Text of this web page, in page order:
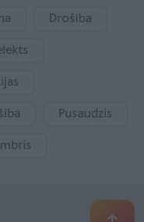
Drošība
Pusaudzis